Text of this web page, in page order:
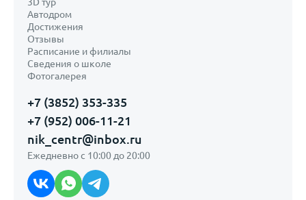
+7 (3852) 353-335
+7 (952) 006-11-21
nik_centr@inbox.ru
Ежедневно с 10:00 до 20:00
Автодром
Достижения
Отзывы
Расписание и филиалы
Сведения о школе
Фотогалерея